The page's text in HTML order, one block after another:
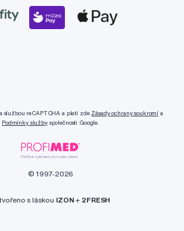
službou reCAPTCHA a platí zde Zásady ochrany soukromí a
Podmínky službyspolečnosti Google.
© 1997-2026
s láskou IZON + 2FRESH